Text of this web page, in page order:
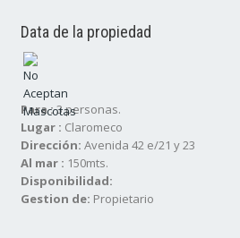
Data de la propiedad
Para :3 personas.
Lugar : Claromeco
Dirección: Avenida 42 e/21 y 23
Al mar : 150mts.
Disponibilidad:
Gestion de: Propietario